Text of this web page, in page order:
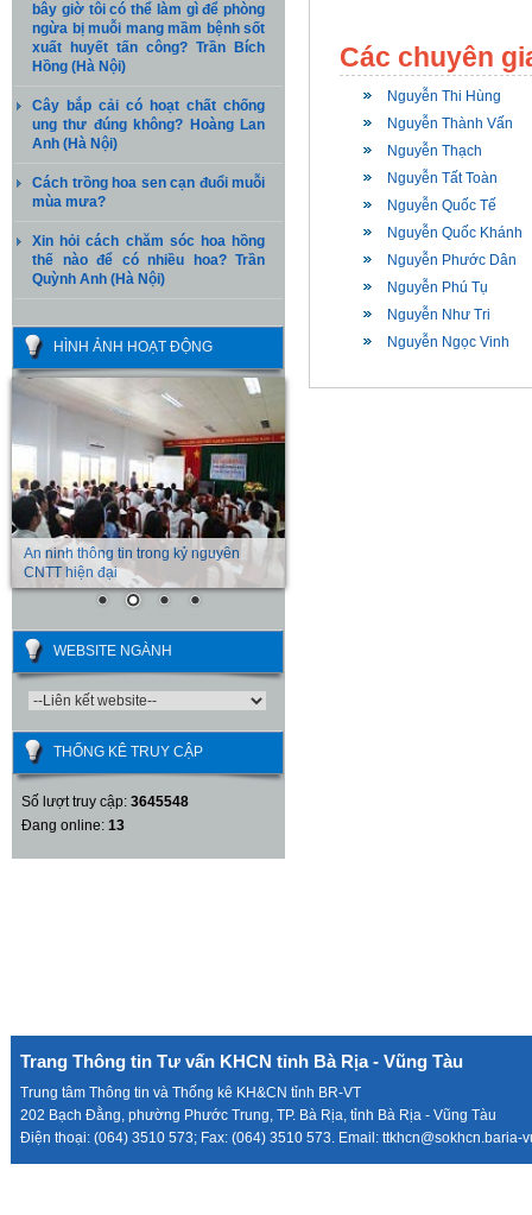
bây giờ tôi có thể làm gì để phòng
ngừa bị muỗi mang mầm bệnh sốt
xuất huyết tấn công? Trần Bích
Hồng (Hà Nội)
Cây bắp cải có hoạt chất chống
ung thư đúng không? Hoàng Lan
Anh (Hà Nội)
Cách trồng hoa sen cạn đuổi muỗi
mùa mưa?
Xin hỏi cách chăm sóc hoa hồng
thế nào để có nhiều hoa? Trần
Quỳnh Anh (Hà Nội)
HÌNH ẢNH HOẠT ĐỘNG
An ninh thông tin trong kỷ nguyên
CNTT hiện đại
WEBSITE NGÀNH
THỐNG KÊ TRUY CẬP
Số lượt truy cập: 3645548
Đang online: 13
Các chuyên
Nguyễn Thi Hùng
Nguyễn Thành Vấn
Nguyễn Thạch
Nguyễn Tất Toàn
Nguyễn Quốc Tế
Nguyễn Quốc Khánh
Nguyễn Phước Dân
Nguyễn Phú Tụ
Nguyễn Như Tri
Nguyễn Ngọc Vinh
Trang Thông tin Tư vấn KHCN tỉnh Bà Rịa - Vũng Tàu
Trung tâm Thông tin và Thống kê KH&CN tỉnh BR-VT
202 Bạch Đằng, phường Phước Trung, TP. Bà Rịa, tỉnh Bà Rịa - Vũng Tàu
Điện thoại: (064) 3510 573; Fax: (064) 3510 573. Email: ttkhcn@sokhcn.baria-